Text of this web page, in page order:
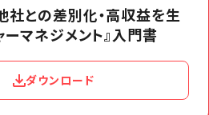
社との差別化・高収益を生
ーマネジメント』入門書
ダウンロード